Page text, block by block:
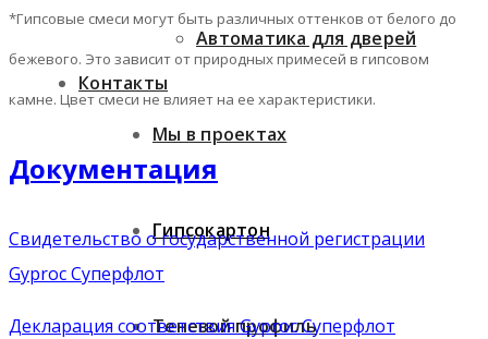
Контакты
Автоматика для дверей
Мы в проектах
Гипсокартон
Теневой профиль
*Гипсовые смеси могут быть различных оттенков от белого до
бежевого. Это зависит от природных примесей в гипсовом
камне. Цвет смеси не влияет на ее характеристики.
Документация
Свидетельство о государственной регистрации
Gyproc Суперфлот
Декларация соответствия Gyproc Суперфлот